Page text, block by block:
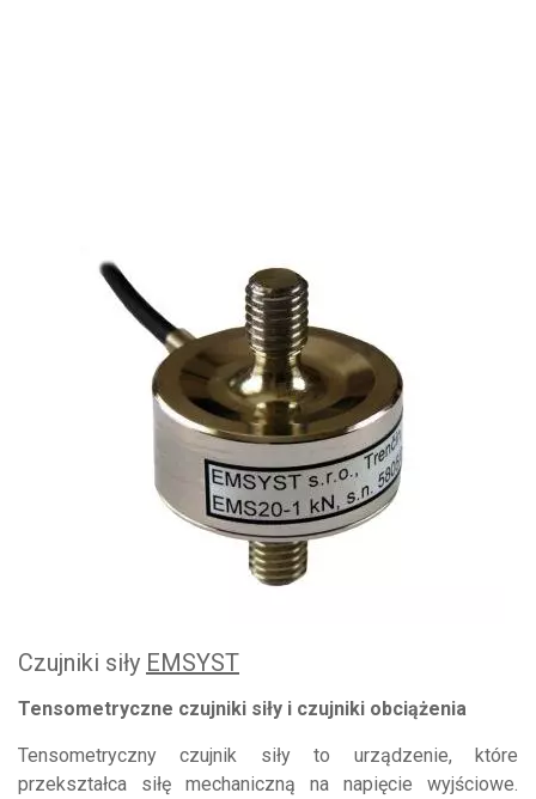
Czujniki siły EMSYST
Tensometryczne czujniki siły i czujniki obciążenia
Tensometryczny czujnik siły to urządzenie, które
przekształca siłę mechaniczną na napięcie wyjściowe.